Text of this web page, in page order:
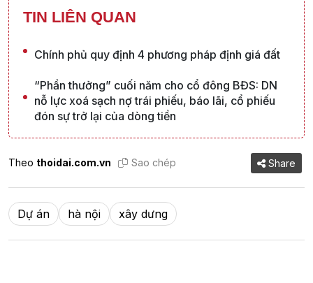
TIN LIÊN QUAN
Chính phủ quy định 4 phương pháp định giá đất
“Phần thưởng” cuối năm cho cổ đông BĐS: DN
nỗ lực xoá sạch nợ trái phiếu, báo lãi, cổ phiếu
đón sự trở lại của dòng tiền
Theo thoidai.com.vn Sao chép Share
Dự án hà nội xây dưng